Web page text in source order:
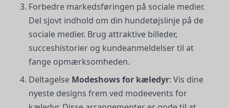
Forbedre markedsføringen på sociale medier.
Del sjovt indhold om din hundetøjslinje på de
sociale medier. Brug attraktive billeder,
succeshistorier og kundeanmeldelser til at
fange opmærksomheden.
Deltagelse Modeshows for kæledyr: Vis dine
nyeste designs frem ved modeevents for